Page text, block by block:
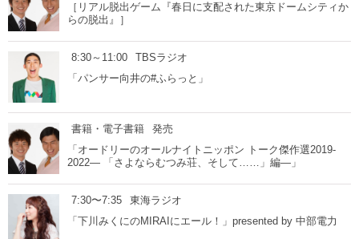
［リアル脱出ゲーム『春日に支配された東京ドームシティか
らの脱出』］
8:30～11:00
TBSラジオ
「パンサー向井の#ふらっと」
書籍・電子書籍
発売
「オードリーのオールナイトニッポン トーク傑作選2019-
2022― 「さよならむつみ荘、そして……」編―」
7:30〜7:35
東海ラジオ
「下川みくにのMIRAIにエール！」presented by 中部電力